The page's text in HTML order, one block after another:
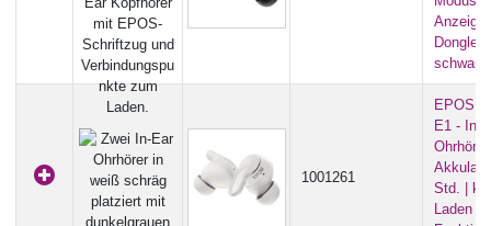
Dongle) -
schwarz
1001261
EPOS
E1 - In-
Std. |
Laden |